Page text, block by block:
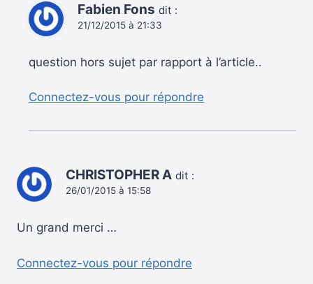
Fabien Fons dit :
21/12/2015 à 21:33
question hors sujet par rapport à l’article..
Connectez-vous pour répondre
CHRISTOPHER A dit :
26/01/2015 à 15:58
Un grand merci …
Connectez-vous pour répondre